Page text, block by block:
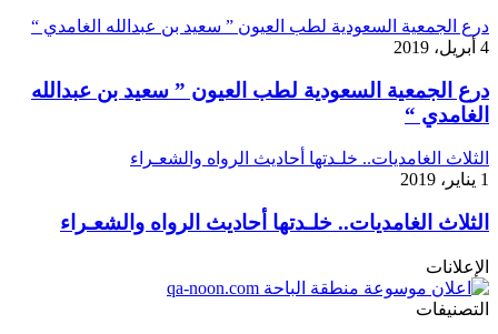
درع الجمعية السعودية لطب العيون ” سعيد بن عبدالله الغامدي “
4 أبريل، 2019
درع الجمعية السعودية لطب العيون ” سعيد بن عبدالله
الغامدي “
الثلاث الغامديات.. خلـدتها أحاديث الرواه والشعـراء
1 يناير، 2019
الثلاث الغامديات.. خلـدتها أحاديث الرواه والشعـراء
الإعلانات
التصنيفات